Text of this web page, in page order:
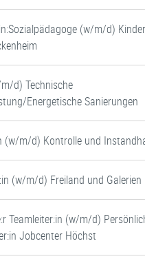
(w/m/d)
d) Technische
Energetische Sanierungen
(w/m/d) Kontrolle und
(w/m/d) Freiland und Galerien
Teamleiter:in (w/m/d)
Jobcenter Höchst